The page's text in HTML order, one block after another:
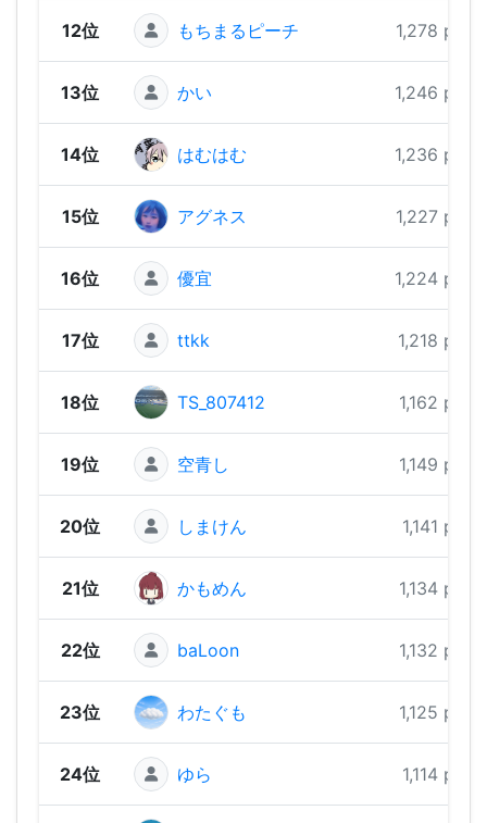
12位 もちまるピーチ 1,278 pts
13位 かい 1,246 pts
14位 はむはむ 1,236 pts
15位 アグネス 1,227 pts
16位 優宜 1,224 pts
17位 ttkk 1,218 pts
18位 TS_807412 1,162 pts
19位 空青し 1,149 pts
20位 しまけん 1,141 pts
21位 かもめん 1,134 pts
22位 baLoon 1,132 pts
23位 わたぐも 1,125 pts
24位 ゆら 1,114 pts